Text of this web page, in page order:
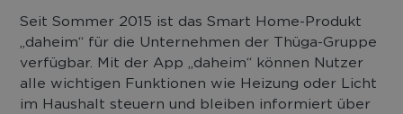
Seit Sommer 2015 ist das Smart Home-Produkt
„daheim“ für die Unternehmen der Thüga-Gruppe
verfügbar. Mit der App „daheim“ können Nutzer
alle wichtigen Funktionen wie Heizung oder Licht
im Haushalt steuern und bleiben informiert über